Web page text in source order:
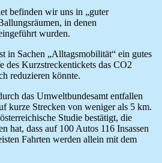
befinden wir uns in „guter
in denen
wurden.
in Sachen „Alltagsmobilität“ ein gutes
Kurzstreckentickets das CO2
reduzieren könnte.
das Umweltbundesamt entfallen
kurze Strecken von weniger als 5 km.
Studie bestätigt, die
hat, dass auf 100 Autos 116 Insassen
Fahrten werden allein mit dem